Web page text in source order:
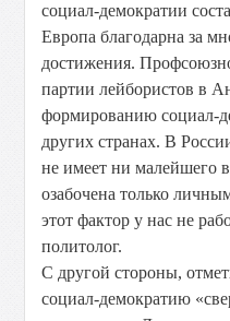
социал-демократии
Европа благодарна за
достижения.
партии лейбористов в
формированию социал-
других странах. В
не имеет ни малейшего
озабочена только
этот фактор у нас не
политолог.
С другой стороны,
социал-демократию